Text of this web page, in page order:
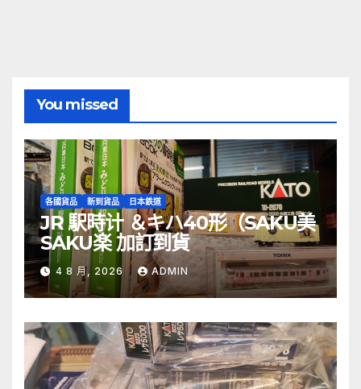
You missed
各國貨品 新到貨品 日本鉄道
JR 駅時计 ＆キハ40形（SAKU美
SAKU楽 加訂到貨
4 8 月, 2026 ADMIN